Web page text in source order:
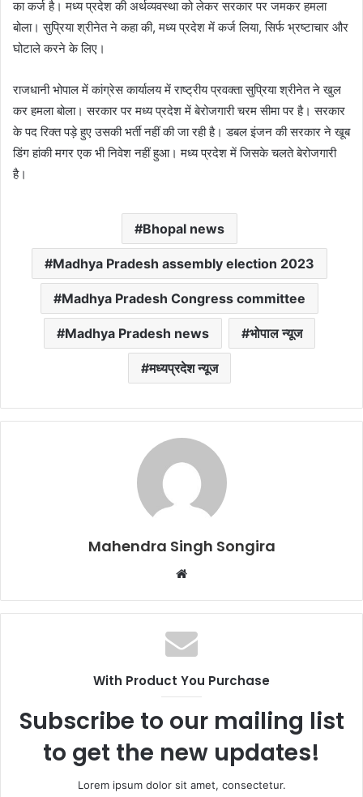
का कर्ज है। मध्य प्रदेश की अर्थव्यवस्था को लेकर सरकार पर जमकर हमला
बोला। सुप्रिया श्रीनेत ने कहा की, मध्य प्रदेश में कर्ज लिया, सिर्फ भ्रष्टाचार और
घोटाले करने के लिए।
राजधानी भोपाल में कांग्रेस कार्यालय में राष्ट्रीय प्रवक्ता सुप्रिया श्रीनेत ने खुल
कर हमला बोला। सरकार पर मध्य प्रदेश में बेरोजगारी चरम सीमा पर है। सरकार
के पद रिक्त पड़े हुए उसकी भर्ती नहीं की जा रही है। डबल इंजन की सरकार ने खूब
डिंग हांकी मगर एक भी निवेश नहीं हुआ। मध्य प्रदेश में जिसके चलते बेरोजगारी
है।
Bhopal news
Madhya Pradesh assembly election 2023
Madhya Pradesh Congress committee
Madhya Pradesh news भोपाल न्यूज
मध्यप्रदेश न्यूज
Mahendra Singh Songira
Website
With Product You Purchase
Subscribe to our mailing list
to get the new updates!
Lorem ipsum dolor sit amet, consectetur.